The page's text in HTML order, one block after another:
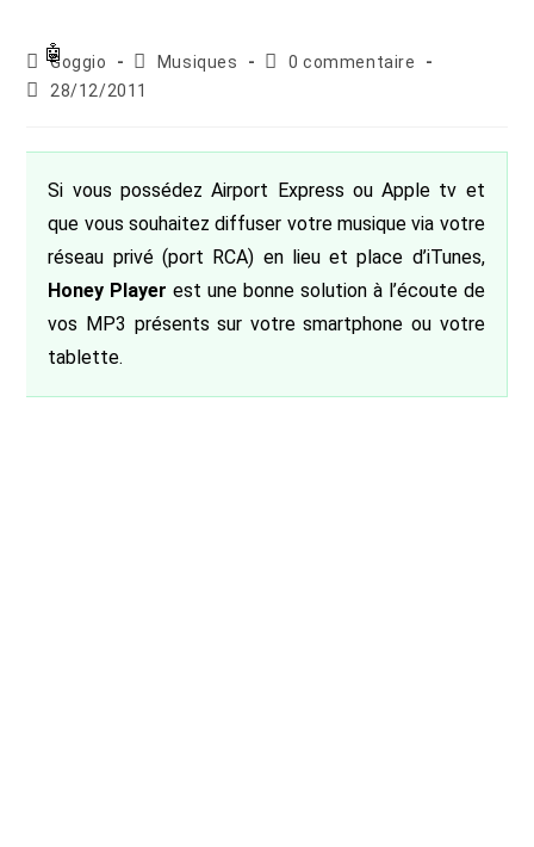
Auteur/autrice
de
Goggio
Post
category:
Musiques
Commentaires
0 commentaire
Publication
28/12/2011
Si vous possédez Airport Express ou Apple tv et
que vous souhaitez diffuser votre musique via votre
réseau privé (port RCA) en lieu et place d’iTunes,
Honey Player est une bonne solution à l’écoute de
vos MP3 présents sur votre smartphone ou votre
tablette.